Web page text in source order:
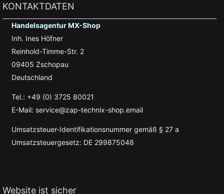
KONTAKTDATEN
Handelsagentur MX-Shop
Inh. Ines Höfner
Reinhold-Timme-Str. 2
09405 Zschopau
Deutschland
Tel.: +49 (0) 3725 80021
E-Mail: service@zap-technix-shop.email
Umsatzsteuer-Identifikationsnummer gemäß § 27 a
Umsatzsteuergesetz: DE 299875048
Website ist sicher